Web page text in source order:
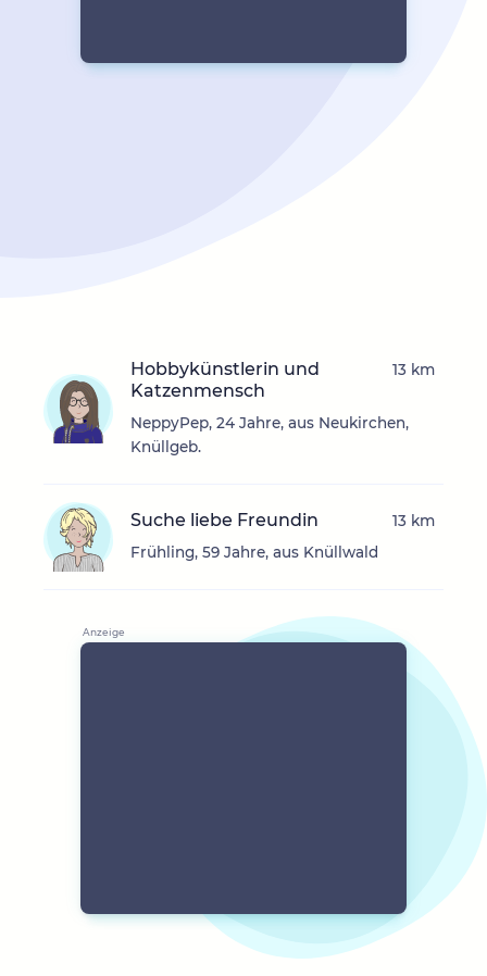
Hobbykünstlerin und
Katzenmensch
NeppyPep, 24 Jahre, aus Neukirchen,
Knüllgeb.
13 km
Suche liebe Freundin
Frühling, 59 Jahre, aus Knüllwald
13 km